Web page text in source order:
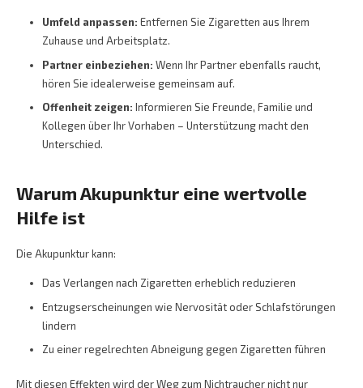
Umfeld anpassen: Entfernen Sie Zigaretten aus Ihrem
Zuhause und Arbeitsplatz.
Partner einbeziehen: Wenn Ihr Partner ebenfalls raucht,
hören Sie idealerweise gemeinsam auf.
Offenheit zeigen: Informieren Sie Freunde, Familie und
Kollegen über Ihr Vorhaben – Unterstützung macht den
Unterschied.
Warum Akupunktur eine wertvolle
Hilfe ist
Die Akupunktur kann:
Das Verlangen nach Zigaretten erheblich reduzieren
Entzugserscheinungen wie Nervosität oder Schlafstörungen
lindern
Zu einer regelrechten Abneigung gegen Zigaretten führen
Mit diesen Effekten wird der Weg zum Nichtraucher nicht nur